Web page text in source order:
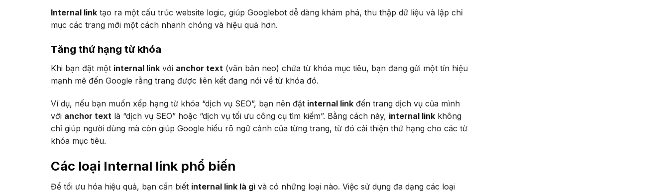
Internal link tạo ra một cấu trúc website logic, giúp Googlebot dễ dàng khám phá, thu thập dữ liệu và lập chỉ
mục các trang mới một cách nhanh chóng và hiệu quả hơn.
Tăng thứ hạng từ khóa
Khi bạn đặt một internal link với anchor text (văn bản neo) chứa từ khóa mục tiêu, bạn đang gửi một tín hiệu
mạnh mẽ đến Google rằng trang được liên kết đang nói về từ khóa đó.
Ví dụ, nếu bạn muốn xếp hạng từ khóa “dịch vụ SEO”, bạn nên đặt internal link đến trang dịch vụ của mình
với anchor text là “dịch vụ SEO” hoặc “dịch vụ tối ưu công cụ tìm kiếm”. Bằng cách này, internal link không
chỉ giúp người dùng mà còn giúp Google hiểu rõ ngữ cảnh của từng trang, từ đó cải thiện thứ hạng cho các từ
khóa mục tiêu.
Các loại Internal link phổ biến
Để tối ưu hóa hiệu quả, bạn cần biết internal link là gì và có những loại nào. Việc sử dụng đa dạng các loại